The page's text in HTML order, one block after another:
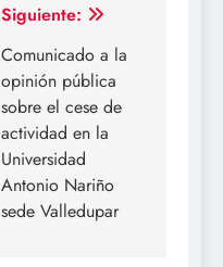
Siguiente:
Comunicado a la
opinión pública
sobre el cese de
actividad en la
Universidad
Antonio Nariño
sede Valledupar